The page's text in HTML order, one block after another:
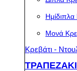
Μονά
Κρεβάτι -